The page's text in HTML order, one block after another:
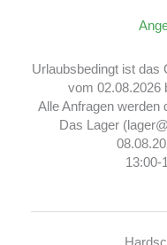
Urlaubsbedingt ist das
vom 02.08.2026
Alle Anfragen werden
Das Lager
13:00-